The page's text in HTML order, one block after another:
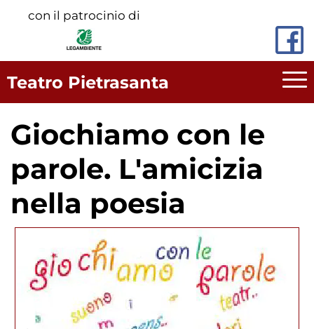
con il patrocinio di
Teatro Pietrasanta
Giochiamo con le
parole. L'amicizia
nella poesia